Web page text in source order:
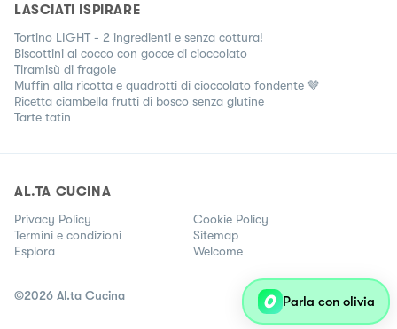
LASCIATI ISPIRARE
Tortino LIGHT - 2 ingredienti e senza cottura!
Biscottini al cocco con gocce di cioccolato
Tiramisù di fragole
Muffin alla ricotta e quadrotti di cioccolato fondente 🤎
Ricetta ciambella frutti di bosco senza glutine
Tarte tatin
AL.TA CUCINA
Privacy Policy
Cookie Policy
Termini e condizioni
Sitemap
Esplora
Welcome
©2026 Al.ta Cucina Parla con olivia